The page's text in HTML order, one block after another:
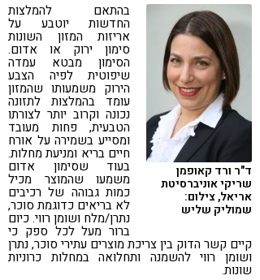
ד"ר ורד קאופמן
שריקי אוניברסיטת
אריאל, צילום:
שמוליק שליש
בהתאם להמלצות
החדשות יוטבע על
אריזות המזון השונות
סימון ירוק או אדום.
הסימון מבטא עמדה
שיפוטית לפיה הצבע
הירוק משמעותו שהמזון
עומד בהמלצות לתזונה
נכונה וקרוב יותר לצורתו
הטבעית, פחות מעובד
ומסייע בשמירה על אורח
חיים בריא ומניעת מחלות.
בעוד שסימון אדום
משמעו שהמוצר מכיל
כמות גבוהה של רכיבים
לא בריאים כדוגמת סוכר,
נתרן/מלח ושומן רווי. כיום
ברור מעל לכל ספק כי
קיים קשר הדוק בין צריכת מוצרים עתירי סוכר, נתרן
ושומן רווי להשמנה ותחלואה במחלות כרוניות
שונות.